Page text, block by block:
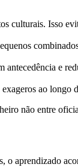
culturais. Isso
antecedência e
ao longo
não entre
aprendizado